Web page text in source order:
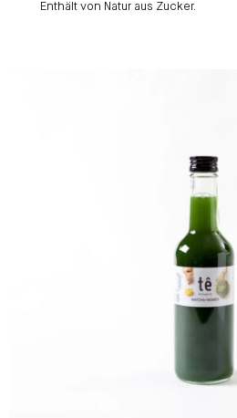
Enthält von Natur aus Zucker.